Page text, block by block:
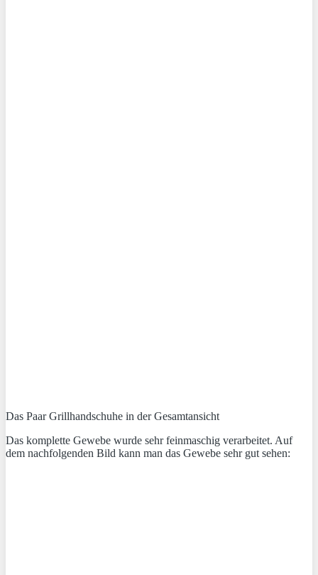
Das Paar Grillhandschuhe in der Gesamtansicht
Das komplette Gewebe wurde sehr feinmaschig verarbeitet. Auf
dem nachfolgenden Bild kann man das Gewebe sehr gut sehen: